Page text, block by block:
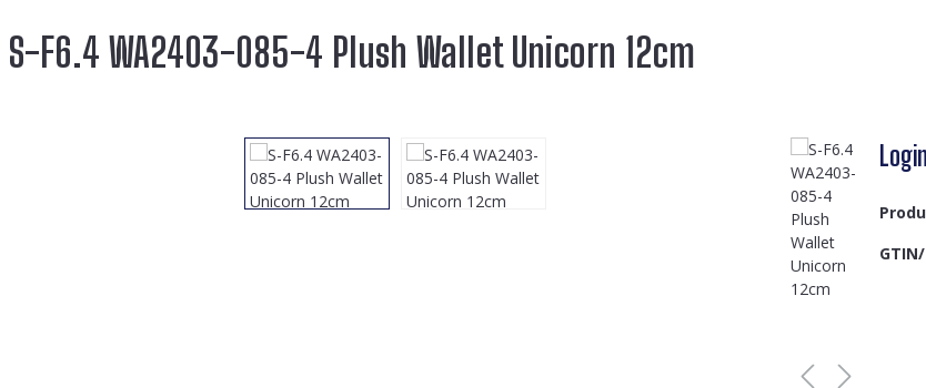
S-F6.4 WA2403-085-4 Plush Wallet Unicorn 12cm